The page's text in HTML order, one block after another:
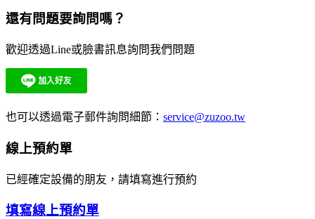
還有問題要詢問嗎？
歡迎透過Line或臉書訊息詢問我們問題
也可以透過電子郵件詢問細節： service@zuzoo.tw
線上預約單
已經確定設備的朋友，請填寫進行預約
填寫線上預約單